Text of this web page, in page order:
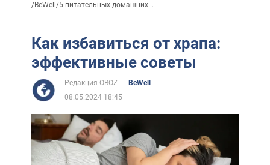
/BeWell /5 питательных домашних...
Как избавиться от храпа:
эффективные советы
Редакция OBOZ
BeWell
08.05.2024 18:45